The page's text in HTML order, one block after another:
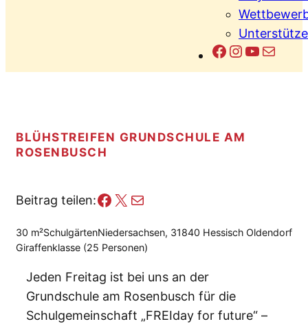
Facebook
Instagram
E-Mail
BLÜHSTREIFEN GRUNDSCHULE AM
ROSENBUSCH
Beitrag teilen:Facebook
X E-Mail
30 m²SchulgärtenNiedersachsen, 31840 Hessisch Oldendorf
Giraffenklasse (25 Personen)
Jeden Freitag ist bei uns an der
Grundschule am Rosenbusch für die
Schulgemeinschaft „FREIday for future“ –